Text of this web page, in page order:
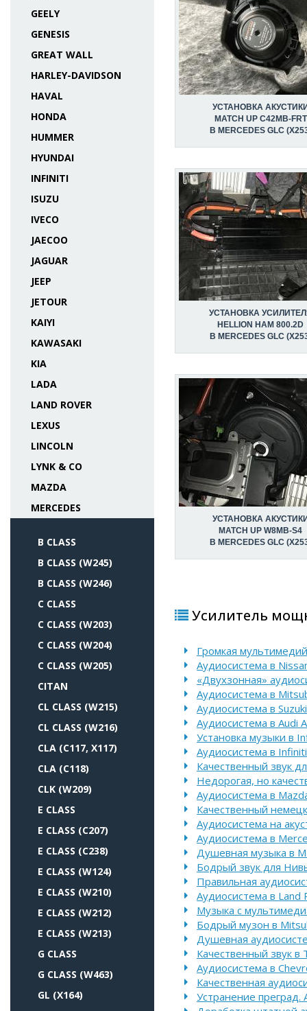
GEELY
GENESIS
GREAT WALL
HARLEY-DAVIDSON
HAVAL
HONDA
HUMMER
HYUNDAI
INFINITI
ISUZU
IVECO
JAECOO
JAGUAR
JEEP
JETOUR
KAIYI
KAWASAKI
KIA
LADA
LAND ROVER
LEXUS
LINCOLN
LYNK & CO
MAZDA
MERCEDES
B CLASS
B CLASS (W245)
B CLASS (W246)
C CLASS
C CLASS (W203)
C CLASS (W204)
C CLASS (W205)
CITAN
CL CLASS (W215)
CL CLASS (W216)
CLA (C117, X117)
CLA (C118)
CLK (W209)
E CLASS
E CLASS (C207)
E CLASS (C238)
E CLASS (W124)
E CLASS (W210)
E CLASS (W212)
E CLASS (W213)
G CLASS
G CLASS (W463)
GL (X164)
УСТАНОВКА
MATCH UP C42MB-FRT
В MERCEDES GLC
УСТАНОВКА
HELLION HAM 800.2D
В MERCEDES GLC
УСТАНОВКА
MATCH UP W8MB-S4
В MERCEDES GLC
Усилитель
Громкая
Аудиосистема в
«Двухзонная»
Аудиосистема в
Аудиосистема в
Аудиосистема в Audi
Установка музыки в
Аудиосистема в
Качественный звук
Недорогая, но
Аудиосистема в
Качественный
Аудиосистема на
Аудиосистема в
Душевная музыка в
Бодрый звук для
Правильная
Аудиосистема в Land
Музыка с
Бодрый музон в
Душевная
Качественный звук в
Аудиосистема в
Качественная
Устранение